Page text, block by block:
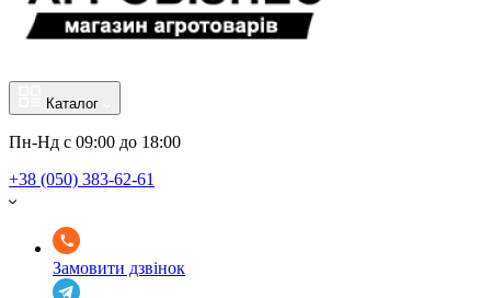
Каталог
Пн-Нд с 09:00 до 18:00
+38 (050) 383-62-61
Замовити дзвінок